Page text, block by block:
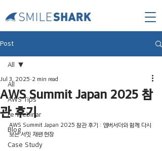
Post
All
AWS Tips
re:Webinar
Blog
Case Study
All
AWS Summit Japan 2025 참
관 후기
Jul 3, 2025 2 min read
AWS Summit Japan 2025 참관 후기 : 앰버서더와 함께 다시
보는 서밋 재팬 현장